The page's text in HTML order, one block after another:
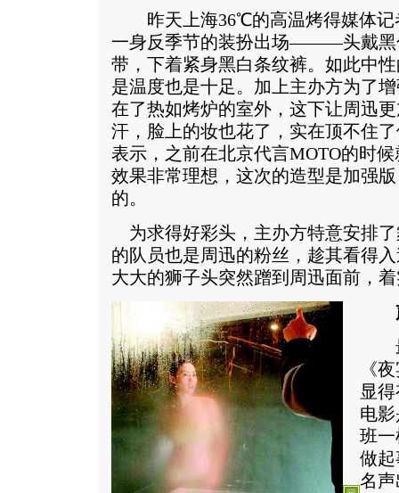
昨天上海36℃的高温烤得媒体
一身反季节的装扮出场———头戴黑
带，下着紧身黑白条纹裤。如此中
是温度也是十足。加上主办方为了
在了热如烤炉的室外，这下让周迅
汗，脸上的妆也花了，实在顶不住
表示，之前在北京代言MOTO的时
效果非常理想，这次的造型是加强
的。
为求得好彩头，主办方特意安排
的队员也是周迅的粉丝，趁其看得
大大的狮子头突然蹭到周迅面前，
最
《
显
电
班
做
名